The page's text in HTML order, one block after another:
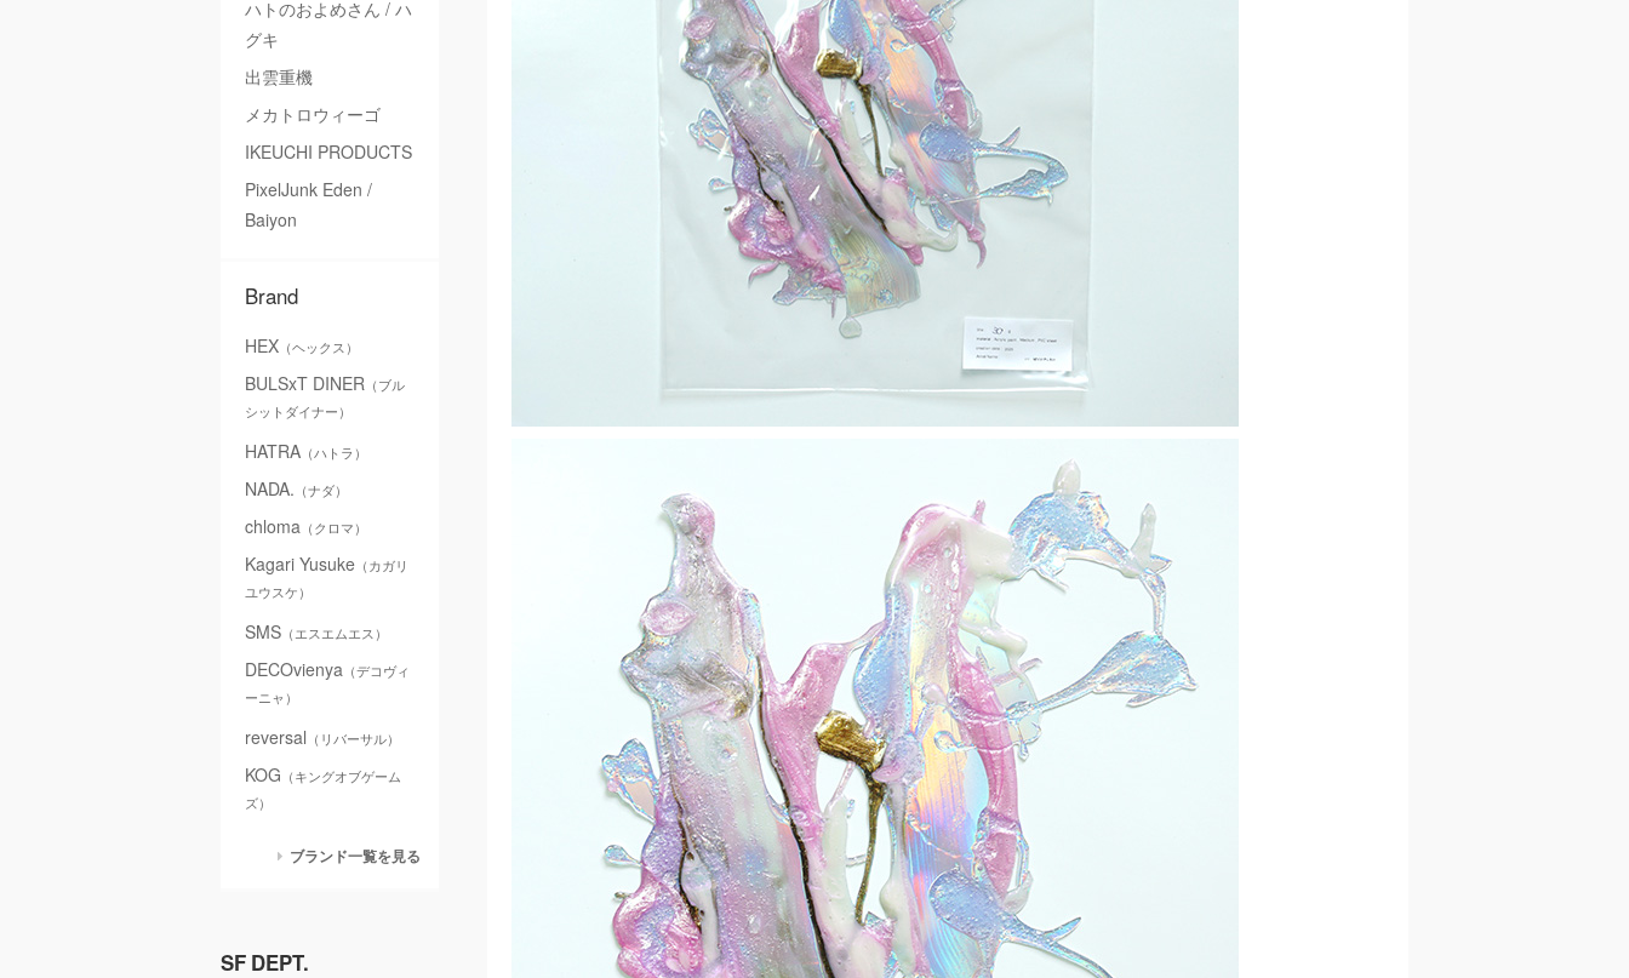
ハトのおよめさん / ハ
グキ
出雲重機
メカトロウィーゴ
IKEUCHI PRODUCTS
PixelJunk Eden /
Baiyon
Brand
HEX （ヘックス）
BULSxT DINER （ブル
シットダイナー）
HATRA （ハトラ）
NADA. （ナダ）
chloma （クロマ）
Kagari Yusuke （カガリ
ユウスケ）
SMS （エスエムエス）
DECOvienya （デコヴィ
ーニャ）
reversal （リバーサル）
KOG （キングオブゲーム
ズ）
ブランド一覧を見る
SF DEPT.